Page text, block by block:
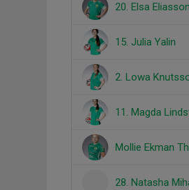
20. Elsa
15. Julia Yalin
2. Lowa
11. Magda
Mollie Ekman
28. Natasha